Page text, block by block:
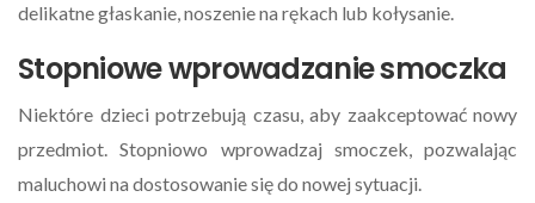
delikatne głaskanie, noszenie na rękach lub kołysanie.
Stopniowe wprowadzanie smoczka
Niektóre dzieci potrzebują czasu, aby zaakceptować nowy
przedmiot. Stopniowo wprowadzaj smoczek, pozwalając
maluchowi na dostosowanie się do nowej sytuacji.